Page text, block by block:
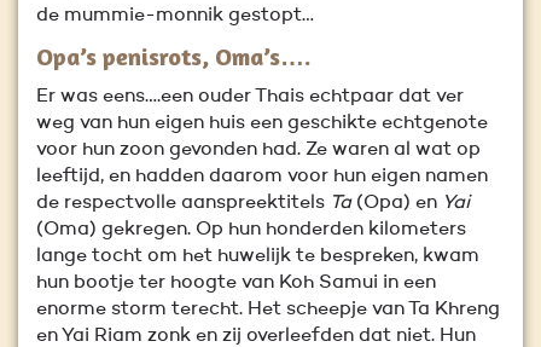
de mummie-monnik gestopt…
Opa’s penisrots, Oma’s….
Er was eens….een ouder Thais echtpaar dat ver
weg van hun eigen huis een geschikte echtgenote
voor hun zoon gevonden had. Ze waren al wat op
leeftijd, en hadden daarom voor hun eigen namen
de respectvolle aanspreektitels Ta(Opa) en Yai
(Oma) gekregen. Op hun honderden kilometers
lange tocht om het huwelijk te bespreken, kwam
hun bootje ter hoogte van Koh Samui in een
enorme storm terecht. Het scheepje van Ta Khreng
en Yai Riam zonk en zij overleefden dat niet. Hun